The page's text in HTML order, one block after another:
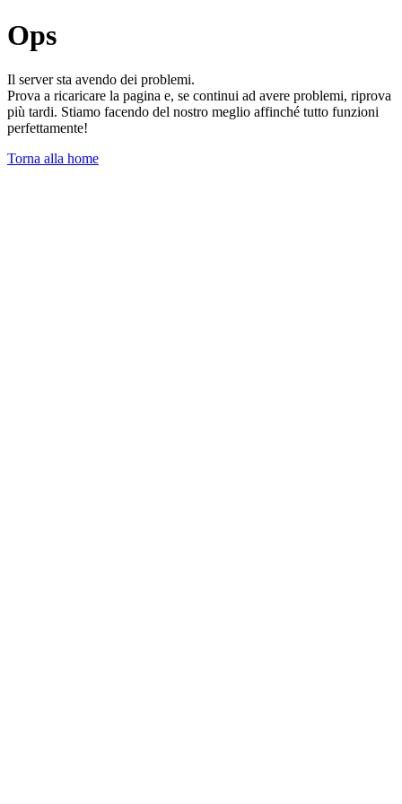
Ops
Il server sta avendo dei problemi.
Prova a ricaricare la pagina e, se continui ad avere problemi, riprova
più tardi. Stiamo facendo del nostro meglio affinché tutto funzioni
perfettamente!
Torna alla home